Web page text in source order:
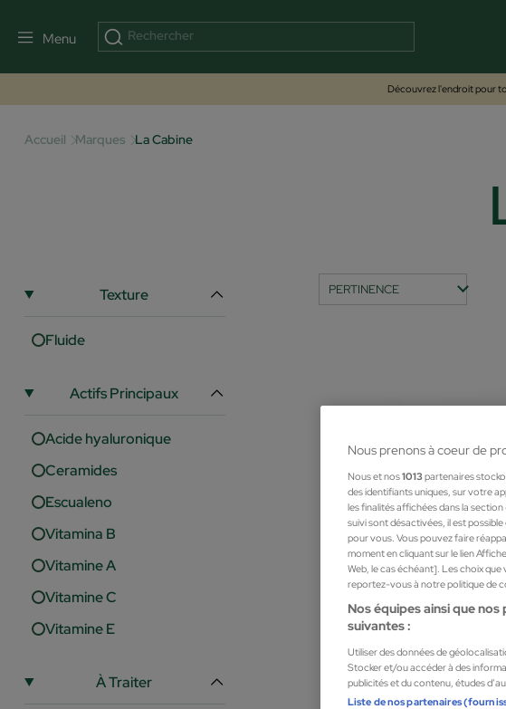
Menu
Découvrez l'endroit pour
Accueil Marques La Cabine
Texture
Fluide
Actifs Principaux
Acide hyaluronique
Ceramides
Escualeno
Vitamina B
Vitamine A
Vitamine C
Vitamine E
À Traiter
La Cabine
AMPOLLAS ANTI-
Ampoules
Nous prenons à coeur de
Nous et nos1013partenaires
des identifiants uniques, sur votre
les finalités affichées dans la
suivi sont désactivées, il est
pour vous. Vous pouvez faire
moment en cliquant sur le lien
Web, le cas échéant]. Les choix
reportez-vous à notre politique de
Nos équipes ainsi que
suivantes :
Utiliser des données de
Stocker et/ou accéder à des
publicités et du contenu, études
Liste de nos partenaires